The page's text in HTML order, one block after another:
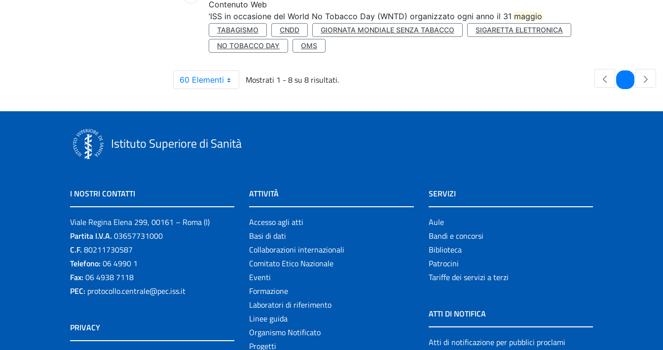
Contenuto Web
’ISS in occasione del World No Tobacco Day (WNTD) organizzato ogni anno il 31 maggio
TABAGISMO CNDD GIORNATA MONDIALE SENZA TABACCO
SIGARETTA ELETTRONICA
NO TOBACCO DAY
OMS
60 Elementi Mostrati 1 - 8 su 8 risultati. Pagina
Istituto Superiore di Sanità
I NOSTRI CONTATTI
Viale Regina Elena 299, 00161 – Roma (I)
Partita I.V.A. 03657731000
C.F. 80211730587
Telefono: 06 4990 1
Fax: 06 4938 7118
PEC: protocollo.centrale@pec.iss.it
PRIVACY
ATTIVITÀ
Accesso agli atti
Basi di dati
Collaborazioni internazionali
Comitato Etico Nazionale
Eventi
Formazione
Laboratori di riferimento
Linee guida
Organismo Notificato
Progetti
SERVIZI
Aule
Bandi e concorsi
Biblioteca
Patrocini
Tariffe dei servizi a terzi
ATTI DI NOTIFICA
Atti di notificazione per pubblici proclami